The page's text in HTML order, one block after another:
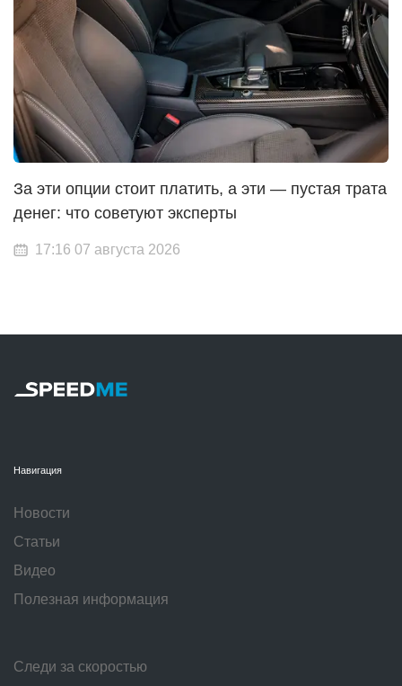
За эти опции стоит платить, а эти — пустая трата
денег: что советуют эксперты
17:16 07 августа 2026
Навигация
Новости
Статьи
Видео
Полезная информация
Следи за скоростью